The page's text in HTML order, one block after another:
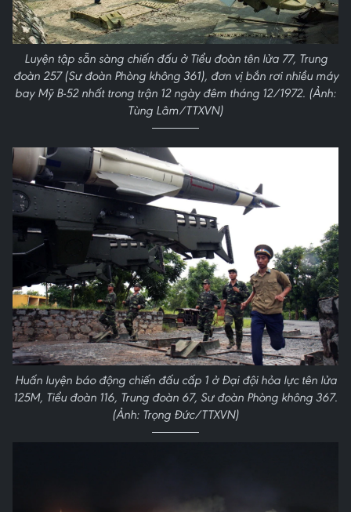
Luyện tập sẵn sàng chiến đấu ở Tiểu đoàn tên lửa 77, Trung
đoàn 257 (Sư đoàn Phòng không 361), đơn vị bắn rơi nhiều máy
bay Mỹ B-52 nhất trong trận 12 ngày đêm tháng 12/1972. (Ảnh:
Tùng Lâm/TTXVN)
Huấn luyện báo động chiến đấu cấp 1 ở Đại đội hỏa lực tên lửa
125M, Tiểu đoàn 116, Trung đoàn 67, Sư đoàn Phòng không 367.
(Ảnh: Trọng Đức/TTXVN)